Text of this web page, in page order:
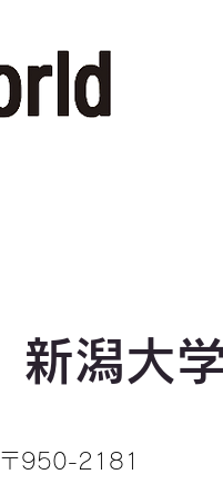
新潟大
〒950-2181